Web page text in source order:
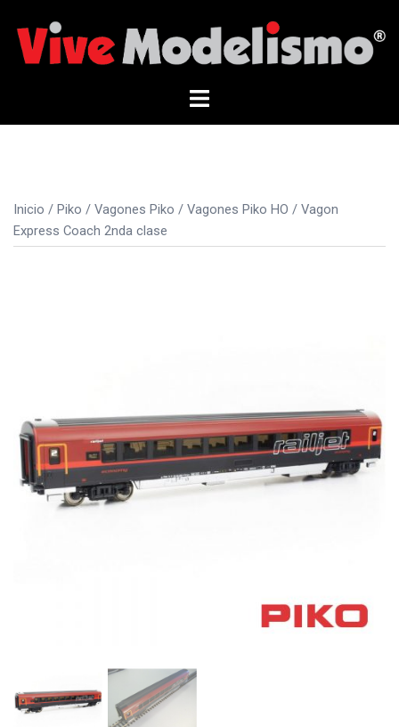
contenido
Alternar
Inicio / Piko / Vagones Piko / Vagones Piko HO / Vagon
Express Coach 2nda clase